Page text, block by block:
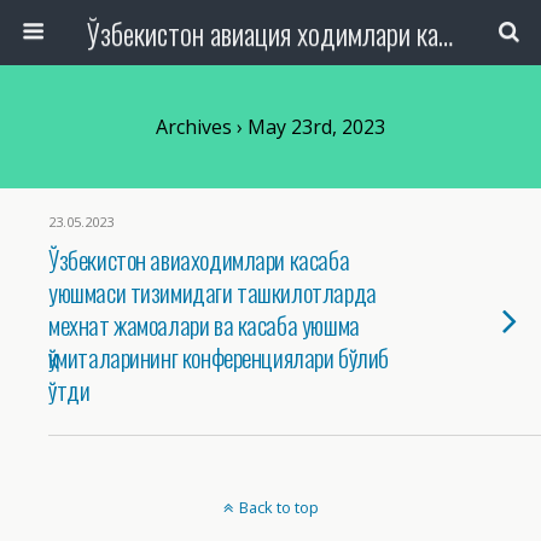
Ўзбекистон авиация ходимлари касаба уюшмаси Республика Кенгаши
Archives › May 23rd, 2023
23.05.2023
Ўзбекистон авиаходимлари касаба
уюшмаси тизимидаги ташкилотларда
мехнат жамоалари ва касаба уюшма
қўмиталарининг конференциялари бўлиб
ўтди
Back to top